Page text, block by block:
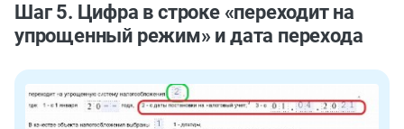
Шаг 5. Цифра в строке «переходит на
упрощенный режим» и дата перехода